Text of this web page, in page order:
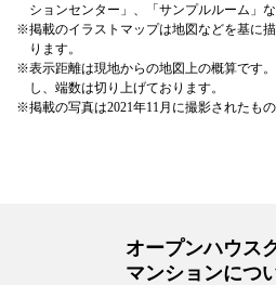
ションセンター」、「サンプルルーム」な
※掲載のイラストマップは地図などを基に
ります。
※表示距離は現地からの地図上の概算です
し、端数は切り上げております。
※掲載の写真は2021年11月に撮影されたもの
オープンハウス
マンションにつ